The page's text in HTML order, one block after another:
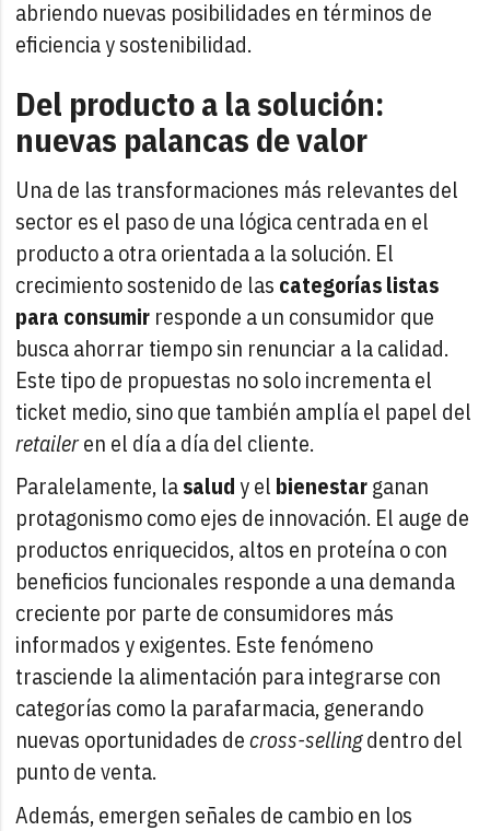
abriendo nuevas posibilidades en términos de
eficiencia y sostenibilidad.
Del producto a la solución:
nuevas palancas de valor
Una de las transformaciones más relevantes del
sector es el paso de una lógica centrada en el
producto a otra orientada a la solución. El
crecimiento sostenido de las categorías listas
para consumir responde a un consumidor que
busca ahorrar tiempo sin renunciar a la calidad.
Este tipo de propuestas no solo incrementa el
ticket medio, sino que también amplía el papel del
retaileren el día a día del cliente.
Paralelamente, lasaludy el bienestarganan
protagonismo como ejes de innovación. El auge de
productos enriquecidos, altos en proteína o con
beneficios funcionales responde a una demanda
creciente por parte de consumidores más
informados y exigentes. Este fenómeno
trasciende la alimentación para integrarse con
categorías como la parafarmacia, generando
nuevas oportunidades decross-sellingdentro del
punto de venta.
Además, emergen señales de cambio en los